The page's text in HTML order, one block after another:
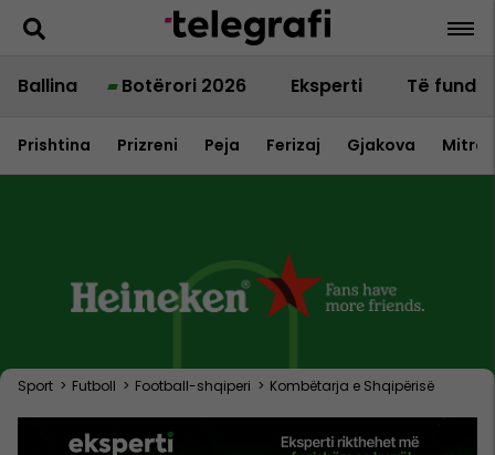
Ballina Botërori 2026 Eksperti Të fundit
Prishtina Prizreni Peja Ferizaj Gjakova
Sport > Futboll > Football-shqiperi > Kombëtarja e Shqipërisë